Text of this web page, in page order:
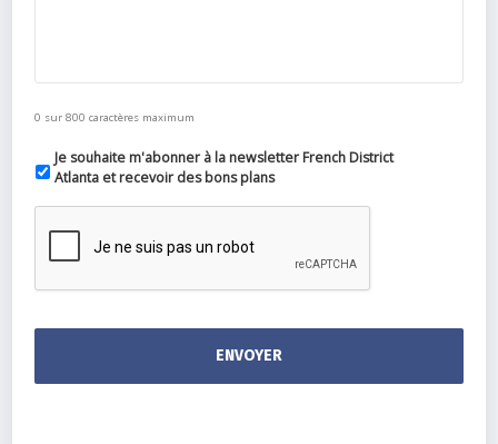
0 sur 800 caractères maximum
Je souhaite m'abonner à la newsletter French District
Atlanta et recevoir des bons plans